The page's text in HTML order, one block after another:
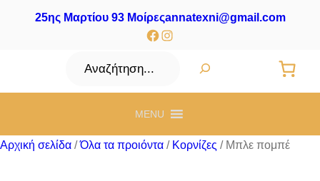
25ης Μαρτίου 93 Μοίρεςannatexni@gmail.com
Facebook
Instagram
Αναζήτηση
MENU
Αρχική σελίδα /Όλα τα προιόντα / Κορνίζες / Μπλε πομπέ